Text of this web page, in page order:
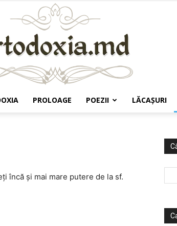
PROLOAGE POEZII LĂCAŞURI
încă şi mai mare putere de la sf.